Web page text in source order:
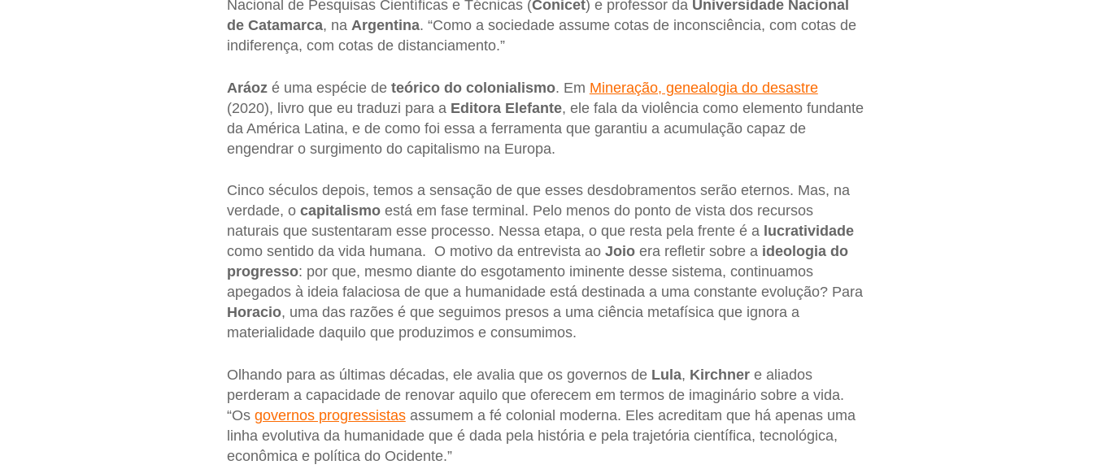
Nacional de Pesquisas Científicas e Técnicas (Conicet) e professor da Universidade Nacional
de Catamarca, na Argentina. “Como a sociedade assume cotas de inconsciência, com cotas de
indiferença, com cotas de distanciamento.”
Aráozé uma espécie de teórico do colonialismo. Em Mineração, genealogia do desastre
(2020), livro que eu traduzi para a Editora Elefante, ele fala da violência como elemento fundante
da América Latina, e de como foi essa a ferramenta que garantiu a acumulação capaz de
engendrar o surgimento do capitalismo na Europa.
Cinco séculos depois, temos a sensação de que esses desdobramentos serão eternos. Mas, na
verdade, o capitalismoestá em fase terminal. Pelo menos do ponto de vista dos recursos
naturais que sustentaram esse processo. Nessa etapa, o que resta pela frente é a lucratividade
como sentido da vida humana. O motivo da entrevista ao Joioera refletir sobre a ideologia do
progresso: por que, mesmo diante do esgotamento iminente desse sistema, continuamos
apegados à ideia falaciosa de que a humanidade está destinada a uma constante evolução? Para
Horacio, uma das razões é que seguimos presos a uma ciência metafísica que ignora a
materialidade daquilo que produzimos e consumimos.
Olhando para as últimas décadas, ele avalia que os governos de Lula, Kirchnere aliados
perderam a capacidade de renovar aquilo que oferecem em termos de imaginário sobre a vida.
“Os governos progressistasassumem a fé colonial moderna. Eles acreditam que há apenas uma
linha evolutiva da humanidade que é dada pela história e pela trajetória científica, tecnológica,
econômica e política do Ocidente.”